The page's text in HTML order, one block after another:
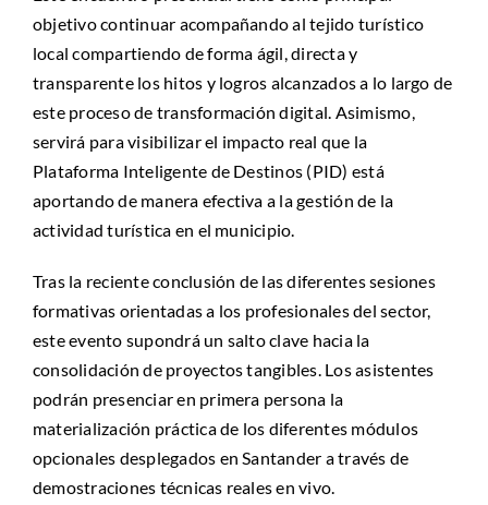
objetivo continuar acompañando al tejido turístico
local compartiendo de forma ágil, directa y
transparente los hitos y logros alcanzados a lo largo de
este proceso de transformación digital. Asimismo,
servirá para visibilizar el impacto real que la
Plataforma Inteligente de Destinos (PID) está
aportando de manera efectiva a la gestión de la
actividad turística en el municipio.
Tras la reciente conclusión de las diferentes sesiones
formativas orientadas a los profesionales del sector,
este evento supondrá un salto clave hacia la
consolidación de proyectos tangibles. Los asistentes
podrán presenciar en primera persona la
materialización práctica de los diferentes módulos
opcionales desplegados en Santander a través de
demostraciones técnicas reales en vivo.